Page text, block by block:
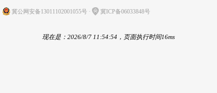
冀公网安备13011102001055号 · 冀ICP备06033848号
现在是：2026/8/7 11:54:54，页面执行时间16ms